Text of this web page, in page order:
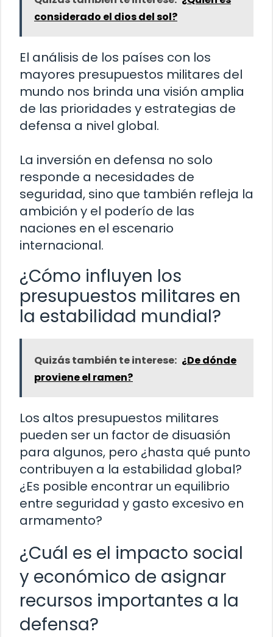
considerado el dios del sol?
El análisis de los países con los
mayores presupuestos militares del
mundo nos brinda una visión amplia
de las prioridades y estrategias de
defensa a nivel global.
La inversión en defensa no solo
responde a necesidades de
seguridad, sino que también refleja la
ambición y el poderío de las
naciones en el escenario
internacional.
¿Cómo influyen los
presupuestos militares en
la estabilidad mundial?
Quizás también te interese: ¿De dónde
proviene el ramen?
Los altos presupuestos militares
pueden ser un factor de disuasión
para algunos, pero ¿hasta qué punto
contribuyen a la estabilidad global?
¿Es posible encontrar un equilibrio
entre seguridad y gasto excesivo en
armamento?
¿Cuál es el impacto social
y económico de asignar
recursos importantes a la
defensa?